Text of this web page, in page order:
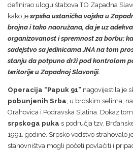
definirao ulogu štabova TO Zapadna
kako je srpska ustanička vojska u
brojna i tako naoružana, da je uz
organizovanost i spremnost za borbu;
sadejstvo sa jedinicama JNA na tom
stanju da potpuno drži pod kontrolom
teritorije u Zapadnoj Slavoniji.
Operacija “Papuk 91” nagovijestila je
pobunjenih Srba , u brdskim selima,
Orahovica i Podravska Slatina. Dokaz
srpskoga puka s područja tzv.
1991. godine. Srpsko vodstvo strahovalo
stanovništva mogli početi povlačiti i